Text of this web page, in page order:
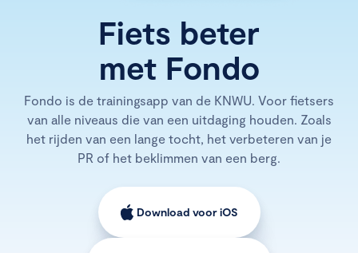
Fiets beter
met Fondo
Fondo is de trainingsapp van de KNWU. Voor fietsers
van alle niveaus die van een uitdaging houden. Zoals
het rijden van een lange tocht, het verbeteren van je
PR of het beklimmen van een berg.
Download voor iOS